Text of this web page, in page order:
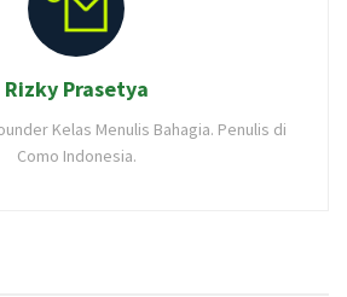
Rizky Prasetya
Kelas Menulis Bahagia. Penulis di
Como Indonesia.